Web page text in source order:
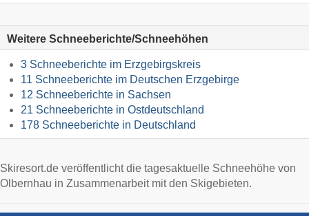
Weitere Schneeberichte/Schneehöhen
3 Schneeberichte im Erzgebirgskreis
11 Schneeberichte im Deutschen Erzgebirge
12 Schneeberichte in Sachsen
21 Schneeberichte in Ostdeutschland
178 Schneeberichte in Deutschland
Skiresort.de veröffentlicht die tagesaktuelle Schneehöhe von
Olbernhau in Zusammenarbeit mit den Skigebieten.